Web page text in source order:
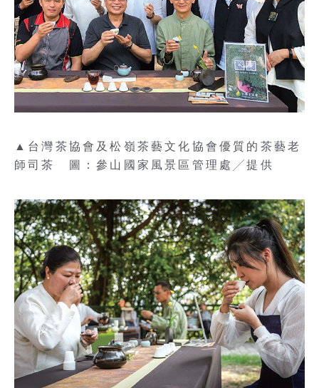
▲台灣茶協會及松嶺茶藝文化協會優質的茶藝老
師司茶 圖：參山國家風景區管理處╱提供